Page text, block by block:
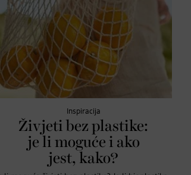
Inspiracija
Živjeti bez plastike:
je li moguće i ako
jest, kako?